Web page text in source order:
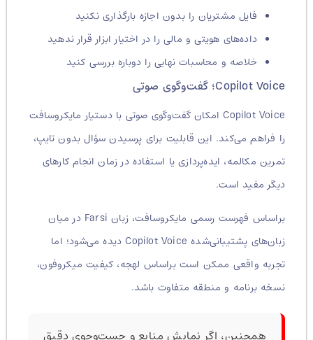
فایل مشتریان را بدون اجازه بارگذاری نکنید
داده‌های هویتی و مالی را در اختیار ابزار قرار ندهید
خلاصه و محاسبات نهایی را دوباره بررسی کنید
Copilot Voice؛ گفت‌وگوی صوتی
Copilot Voice امکان گفت‌وگوی صوتی با دستیار مایکروسافت
را فراهم می‌کند. این قابلیت برای پرسیدن سؤال بدون تایپ،
تمرین مکالمه، ایده‌پردازی یا استفاده در زمان انجام کارهای
دیگر مفید است.
براساس فهرست رسمی مایکروسافت، زبان Farsi در میان
زبان‌های پشتیبانی‌شده Copilot Voice دیده می‌شود؛ اما
تجربه واقعی ممکن است براساس لهجه، کیفیت میکروفون،
نسخه برنامه و منطقه متفاوت باشد.
همچنین، اگر نمایش منابع و جست‌وجوی دقیق